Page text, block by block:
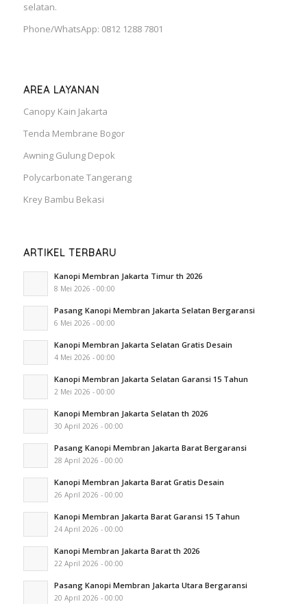
selatan.
Phone/WhatsApp: 0812 1288 7801
AREA LAYANAN
Canopy Kain Jakarta
Tenda Membrane Bogor
Awning Gulung Depok
Polycarbonate Tangerang
Krey Bambu Bekasi
ARTIKEL TERBARU
Kanopi Membran Jakarta Timur th 2026
8 Mei 2026 - 00:00
Pasang Kanopi Membran Jakarta Selatan Bergaransi
6 Mei 2026 - 00:00
Kanopi Membran Jakarta Selatan Gratis Desain
4 Mei 2026 - 00:00
Kanopi Membran Jakarta Selatan Garansi 15 Tahun
2 Mei 2026 - 00:00
Kanopi Membran Jakarta Selatan th 2026
30 April 2026 - 00:00
Pasang Kanopi Membran Jakarta Barat Bergaransi
28 April 2026 - 00:00
Kanopi Membran Jakarta Barat Gratis Desain
26 April 2026 - 00:00
Kanopi Membran Jakarta Barat Garansi 15 Tahun
24 April 2026 - 00:00
Kanopi Membran Jakarta Barat th 2026
22 April 2026 - 00:00
Pasang Kanopi Membran Jakarta Utara Bergaransi
20 April 2026 - 00:00